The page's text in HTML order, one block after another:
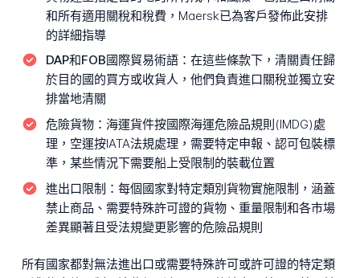
和所有適用關稅和稅費，Maersk已為客戶發佈此安排
的詳細指導
DAP和FOB國際貿易術語： 在這些條款下，清關責任歸
於目的國的買方或收貨人，他們負責進口關稅並獨立安
排當地清關
危險貨物： 海運貨件按國際海運危險品規則(IMDG)處
理，空運按IATA法規處理，需要特定申報、認可包裝標
準，某些情況下需要船上受限制的裝載位置
進出口限制： 每個國家對特定類別貨物實施限制，涵蓋
禁止商品、需要特殊許可證的貨物、重量限制和各市場
差異顯著且受法規變更影響的危險品規則
所有國家都對無法進出口或需要特殊許可或許可證的特定類